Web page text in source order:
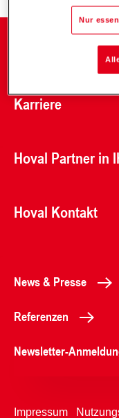
Karriere
Hoval Partner in
Hoval Kontakt
News & Presse
Referenzen
Newsletter-
Impressum
Nur